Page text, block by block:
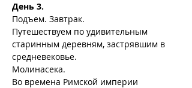
День 3.
Подъем. Завтрак.
Путешествуем по удивительным
старинным деревням, застрявшим в
средневековье.
Молинасека.
Во времена Римской империи